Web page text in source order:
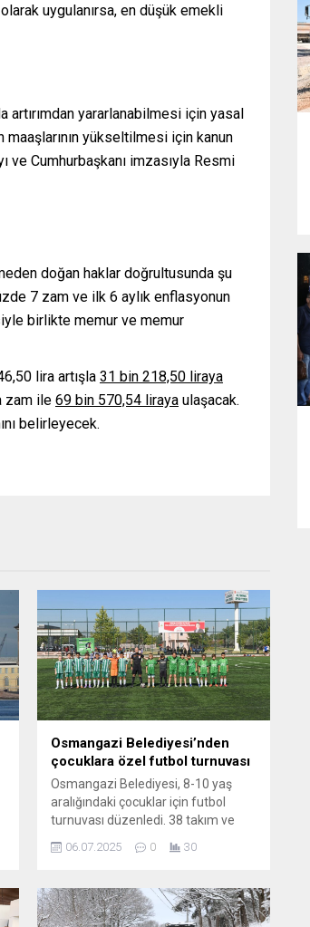
uygulanırsa, en düşük emekli
artırımdan yararlanabilmesi için yasal
maaşlarının yükseltilmesi için kanun
ve Cumhurbaşkanı imzasıyla Resmi
doğan haklar doğrultusunda şu
7 zam ve ilk 6 aylık enflasyonun
birlikte memur ve memur
lira artışla 31 bin 218,50 liraya
zam ile 69 bin 570,54 liraya ulaşacak.
belirleyecek.
Osmangazi Belediyesi’nden
çocuklara özel futbol turnuvası
Osmangazi Belediyesi, 8-10 yaş
aralığındaki çocuklar için futbol
turnuvası düzenledi. 38 takım ve
gerçekleştirilen turnuvanın açılışı
Osmangazi Belediyesi, çocukların
yaz tatillerini spor yaparak
06.07.2025 0 30